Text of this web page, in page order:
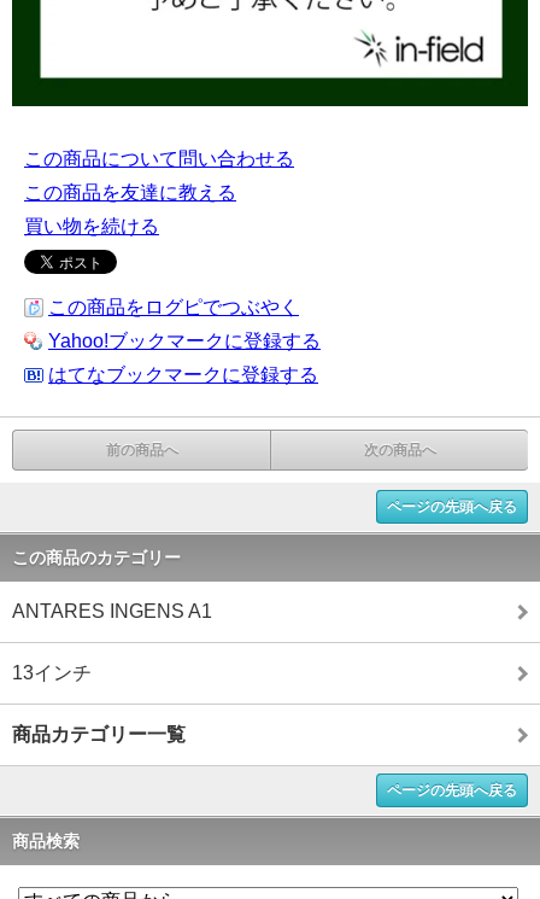
この商品について問い合わせる
この商品を友達に教える
買い物を続ける
この商品をログピでつぶやく
Yahoo!ブックマークに登録する
はてなブックマークに登録する
前の商品へ 次の商品へ
ページの先頭へ戻る
この商品のカテゴリー
ANTARES INGENS A1
13インチ
商品カテゴリー一覧
ページの先頭へ戻る
商品検索